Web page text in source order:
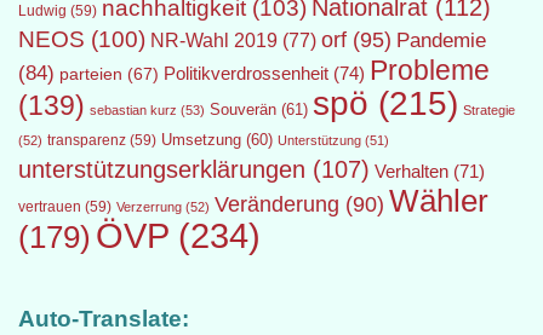
Ludwig (59) nachhaltigkeit (103) Nationalrat (112)
NEOS (100) NR-Wahl 2019 (77) orf (95) Pandemie
(84) parteien (67) Politikverdrossenheit (74) Probleme
(139) sebastian kurz (53) Souverän (61) spö (215) Strategie
(52) transparenz (59) Umsetzung (60) Unterstützung (51)
unterstützungserklärungen (107) Verhalten (71)
vertrauen (59) Verzerrung (52) Veränderung (90) Wähler
(179) ÖVP (234)
Auto-Translate: